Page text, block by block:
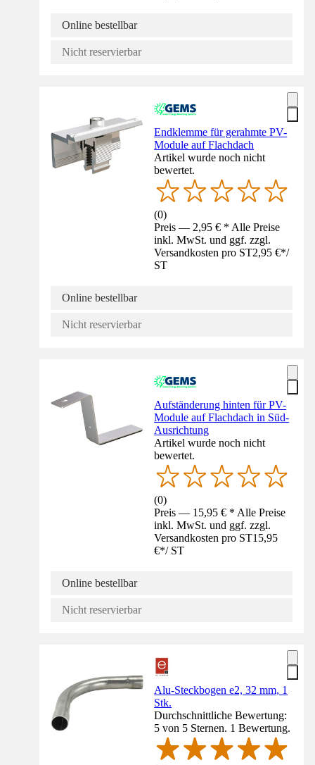
Online bestellbar
Nicht reservierbar
Endklemme für gerahmte PV-
Module auf Flachdach
Artikel wurde noch nicht
bewertet.
(0)
Preis — 2,95 € * Alle Preise
inkl. MwSt. und ggf. zzgl.
Versandkosten pro ST2,95 €*/
ST
Online bestellbar
Nicht reservierbar
Aufständerung hinten für PV-
Module auf Flachdach in Süd-
Ausrichtung
Artikel wurde noch nicht
bewertet.
(0)
Preis — 15,95 € * Alle Preise
inkl. MwSt. und ggf. zzgl.
Versandkosten pro ST15,95
€*/ ST
Online bestellbar
Nicht reservierbar
Alu-Steckbogen e2, 32 mm, 1
Stk.
Durchschnittliche Bewertung:
5 von 5 Sternen. 1 Bewertung.